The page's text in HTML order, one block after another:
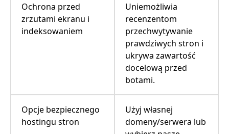
Ochrona przed
zrzutami ekranu i
indeksowaniem
Uniemożliwia
recenzentom
przechwytywanie
prawdziwych stron i
ukrywa zawartość
docelową przed
botami.
Opcje bezpiecznego
hostingu stron
Użyj własnej
domeny/serwera lub